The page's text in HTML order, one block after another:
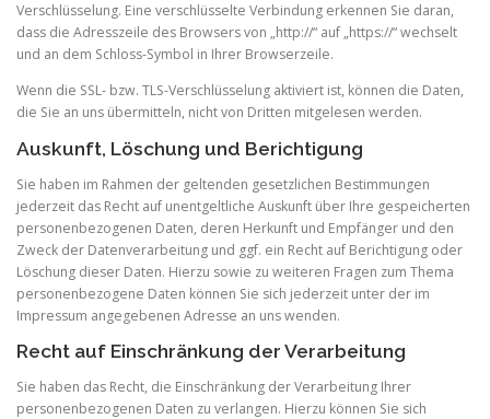
Verschlüsselung. Eine verschlüsselte Verbindung erkennen Sie daran,
dass die Adresszeile des Browsers von „http://“ auf „https://“ wechselt
und an dem Schloss-Symbol in Ihrer Browserzeile.
Wenn die SSL- bzw. TLS-Verschlüsselung aktiviert ist, können die Daten,
die Sie an uns übermitteln, nicht von Dritten mitgelesen werden.
Auskunft, Löschung und Berichtigung
Sie haben im Rahmen der geltenden gesetzlichen Bestimmungen
jederzeit das Recht auf unentgeltliche Auskunft über Ihre gespeicherten
personenbezogenen Daten, deren Herkunft und Empfänger und den
Zweck der Datenverarbeitung und ggf. ein Recht auf Berichtigung oder
Löschung dieser Daten. Hierzu sowie zu weiteren Fragen zum Thema
personenbezogene Daten können Sie sich jederzeit unter der im
Impressum angegebenen Adresse an uns wenden.
Recht auf Einschränkung der Verarbeitung
Sie haben das Recht, die Einschränkung der Verarbeitung Ihrer
personenbezogenen Daten zu verlangen. Hierzu können Sie sich